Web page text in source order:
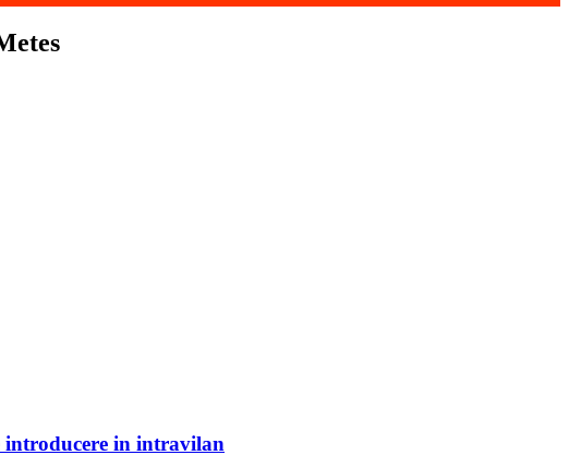
introducere in intravilan